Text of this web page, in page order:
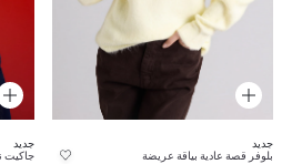
جديد
بلوفر قصة عادية بياقة عريضة
جديد